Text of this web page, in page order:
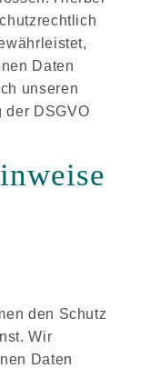
Daten
unseren
der DSGVO
den Schutz
Wir
Daten